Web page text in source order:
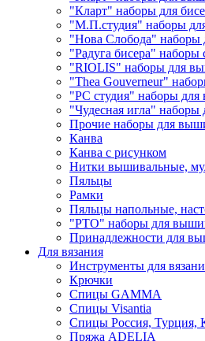
"Кларт" наборы для
"М.П.студия" наборы
"Нова Слобода" наборы
"Радуга бисера" наборы
"RIOLIS" наборы для
"Thea Gouverneur"
"РС студия" наборы
"Чудесная игла"
Прочие наборы для
Канва
Канва с рисунком
Нитки вышивальные,
Пяльцы
Рамки
Пяльцы напольные,
"РТО" наборы для
Принадлежности для
Для вязания
Инструменты для
Крючки
Спицы GAMMA
Спицы Visantia
Спицы Россия, Турция,
Пряжа ADELIA